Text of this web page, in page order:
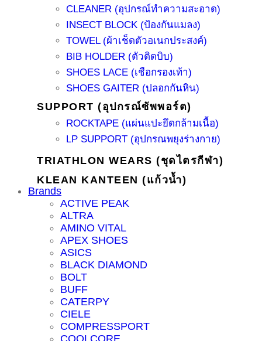
CLEANER (อุปกรณ์ทำความสะอาด)
INSECT BLOCK (ป้องกันแมลง)
TOWEL (ผ้าเช็ดตัวอเนกประสงค์)
BIB HOLDER (ตัวติดบิบ)
SHOES LACE (เชือกรองเท้า)
SHOES GAITER (ปลอกกันหิน)
SUPPORT (อุปกรณ์ซัพพอร์ต)
ROCKTAPE (แผ่นแปะยึดกล้ามเนื้อ)
LP SUPPORT (อุปกรณพยุงร่างกาย)
TRIATHLON WEARS (ชุดไตรกีฬา)
KLEAN KANTEEN (แก้วน้ำ)
Brands
ACTIVE PEAK
ALTRA
AMINO VITAL
APEX SHOES
ASICS
BLACK DIAMOND
BOLT
BUFF
CATERPY
CIELE
COMPRESSPORT